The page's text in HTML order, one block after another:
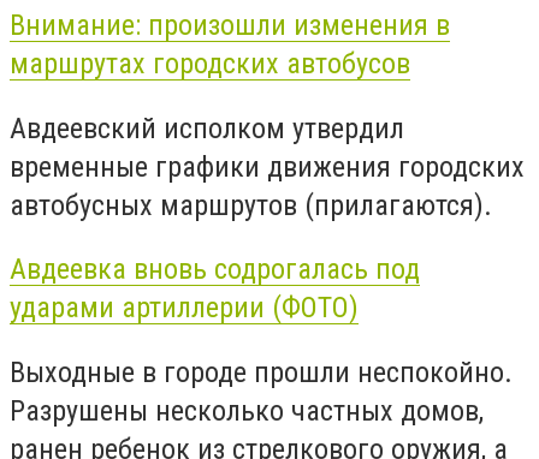
Внимание: произошли изменения в
маршрутах городских автобусов
Авдеевский исполком утвердил
временные графики движения городских
автобусных маршрутов (прилагаются).
Авдеевка вновь содрогалась под
ударами артиллерии (ФОТО)
Выходные в городе прошли неспокойно.
Разрушены несколько частных домов,
ранен ребенок из стрелкового оружия, а